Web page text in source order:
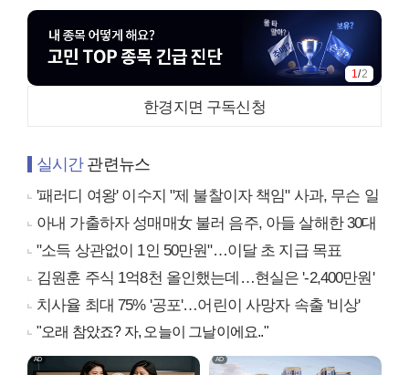
1 /2
한경지면 구독신청
실시간관련뉴스
'패러디 여왕' 이수지 "제 불찰이자 책임" 사과, 무슨 일
아내 가출하자 성매매女 불러 음주, 아들 살해한 30대
"소득 상관없이 1인 50만원"…이달 초 지급 목표
김원훈 주식 1억8천 올인했는데…현실은 '-2,400만원'
치사율 최대 75% '공포'…어린이 사망자 속출 '비상'
"오래 참았죠? 자, 오늘이 그날이에요.."